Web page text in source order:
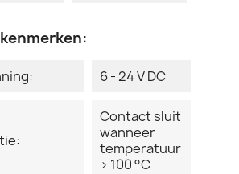
6 - 24 V DC
Contact sluit
wanneer
temperatuur
> 100 °C